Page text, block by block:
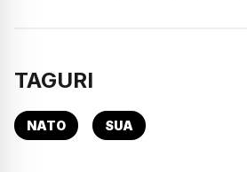
TAGURI
NATO SUA